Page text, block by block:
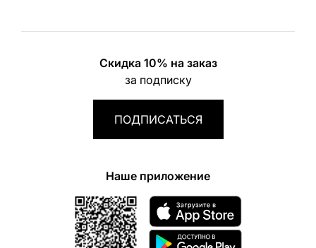
Скидка 10% на заказ
за подписку
ПОДПИСАТЬСЯ
Наше приложение